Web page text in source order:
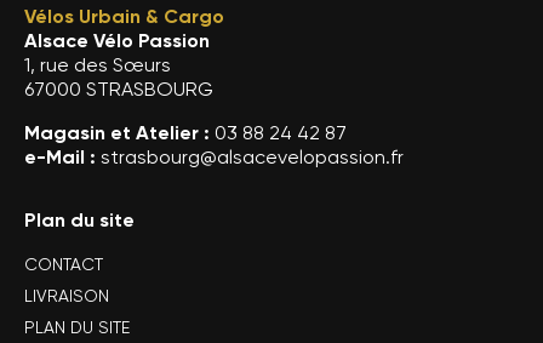
Vélos Urbain & Cargo
Alsace Vélo Passion
1, rue des Sœurs
67000 STRASBOURG
Magasin et Atelier : 03 88 24 42 87
e-Mail : strasbourg@alsacevelopassion.fr
Plan du site
CONTACT
LIVRAISON
PLAN DU SITE